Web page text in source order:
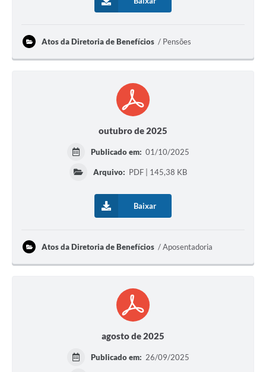
Atos da Diretoria de Benefícios Pensões
outubro de 2025
Publicado em: 01/10/2025
Arquivo: PDF | 145,38 KB
Baixar
Atos da Diretoria de Benefícios Aposentadoria
agosto de 2025
Publicado em: 26/09/2025